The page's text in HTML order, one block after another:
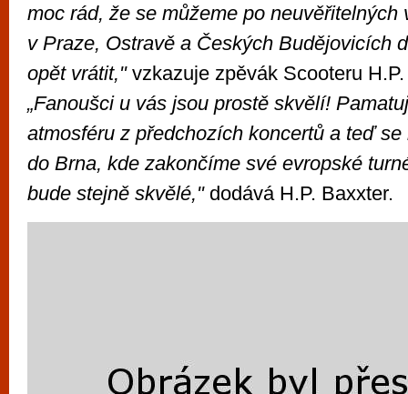
moc rád, že se můžeme po neuvěřitelných
v Praze, Ostravě a Českých Budějovicích
opět vrátit,"vzkazuje zpěvák Scooteru
„Fanoušci u vás jsou prostě skvělí!
atmosféru z předchozích koncertů a teď
do Brna, kde zakončíme své evropské
bude stejně skvělé,"dodává H.P. Baxxter.